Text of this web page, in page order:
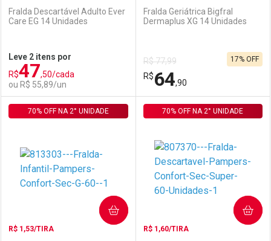
Comprar sem Desconto
Por R$ 70,12/cada
Comprar sem Desconto
Por R$ 70,12/cada
Comprar sem Desconto
Por R$ 79,99/cada
Comprar sem Desconto
Por R$ 79,99/cada
Fralda Descartável Adulto Ever
Care EG 14 Unidades
Leve 2 itens por
R$47,50/cada
ou R$ 55,89/un
FECHAR
Laboratório
FECHAR
Por Menos
Fralda Geriátrica Bigfral
Dermaplus XG 14 Unidades
R$ 77,99
R$64,90
17% OFF
Laboratório
Por Menos
R$ 1,53/TIRA
70% OFF NA 2° UNIDADE
COMPRAR
R$ 1,60/TIRA
70% OFF NA 2° UNIDADE
COMPRAR